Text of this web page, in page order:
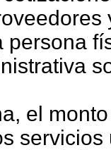
persona
el
servicios